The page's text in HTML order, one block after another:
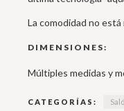
La comodidad no
DIMENSIONES:
Múltiples medidas y
CATEGORÍAS: